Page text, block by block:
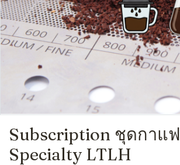
Subscription ชุดกาแฟ
Specialty LTLH